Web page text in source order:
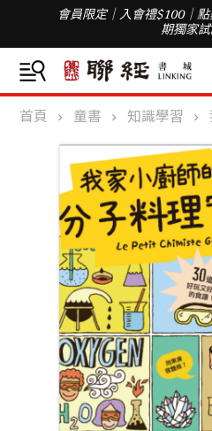
會員限定｜入會禮$100｜
期獨家
首頁 童書 知識學習